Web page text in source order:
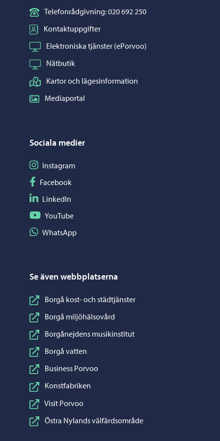
Telefonrådgivning: 020 692 250
Kontaktuppgifter
Elektroniska tjänster (ePorvoo)
Nätbutik
Kartor och lägesinformation
Mediaportal
Sociala medier
Följ på Instagram
Instagram
Följ på Facebook
Facebook
Följ på LinkedIn
LinkedIn
Följ på YouTube
YouTube
Dela på WhatsApp
WhatsApp
Se även webbplatserna
Borgå kost- och städtjänster
Borgå miljöhälsovård
Borgånejdens musikinstitut
Borgå vatten
Business Porvoo
Konstfabriken
Visit Porvoo
Östra Nylands välfärdsområde